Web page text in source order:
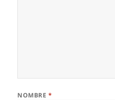
NOMBRE *